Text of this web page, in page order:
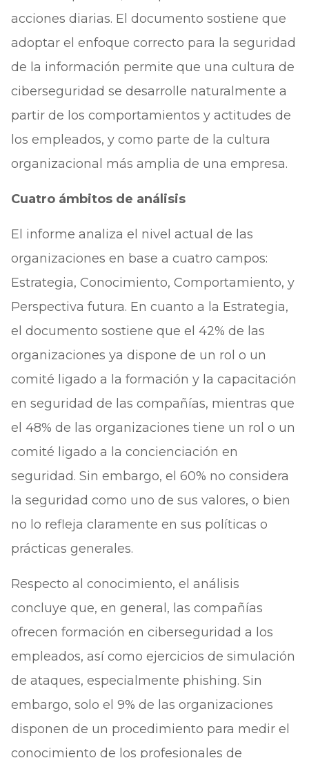
acciones diarias. El documento sostiene que
adoptar el enfoque correcto para la seguridad
de la información permite que una cultura de
ciberseguridad se desarrolle naturalmente a
partir de los comportamientos y actitudes de
los empleados, y como parte de la cultura
organizacional más amplia de una empresa.
Cuatro ámbitos de análisis
El informe analiza el nivel actual de las
organizaciones en base a cuatro campos:
Estrategia, Conocimiento, Comportamiento, y
Perspectiva futura. En cuanto a la Estrategia,
el documento sostiene que el 42% de las
organizaciones ya dispone de un rol o un
comité ligado a la formación y la capacitación
en seguridad de las compañías, mientras que
el 48% de las organizaciones tiene un rol o un
comité ligado a la concienciación en
seguridad. Sin embargo, el 60% no considera
la seguridad como uno de sus valores, o bien
no lo refleja claramente en sus políticas o
prácticas generales.
Respecto al conocimiento, el análisis
concluye que, en general, las compañías
ofrecen formación en ciberseguridad a los
empleados, así como ejercicios de simulación
de ataques, especialmente phishing. Sin
embargo, solo el 9% de las organizaciones
disponen de un procedimiento para medir el
conocimiento de los profesionales de